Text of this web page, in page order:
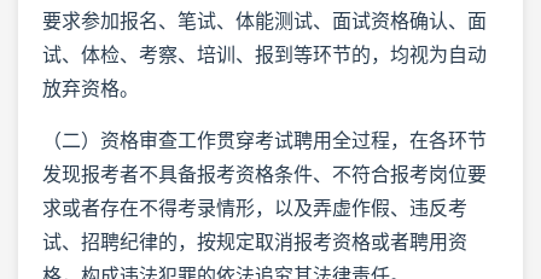
要求参加报名、笔试、体能测试、面试资格确认、面
试、体检、考察、培训、报到等环节的，均视为自动
放弃资格。
（二）资格审查工作贯穿考试聘用全过程，在各环节
发现报考者不具备报考资格条件、不符合报考岗位要
求或者存在不得考录情形，以及弄虚作假、违反考
试、招聘纪律的，按规定取消报考资格或者聘用资